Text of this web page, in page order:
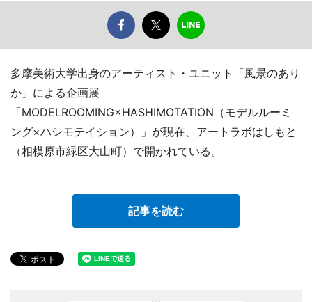
多摩美術大学出身のアーティスト・ユニット「風景のあり
か」による企画展
「MODELROOMING×HASHIMOTATION（モデルルーミ
ング×ハシモテイション）」が現在、アートラボはしもと
（相模原市緑区大山町）で開かれている。
記事を読む